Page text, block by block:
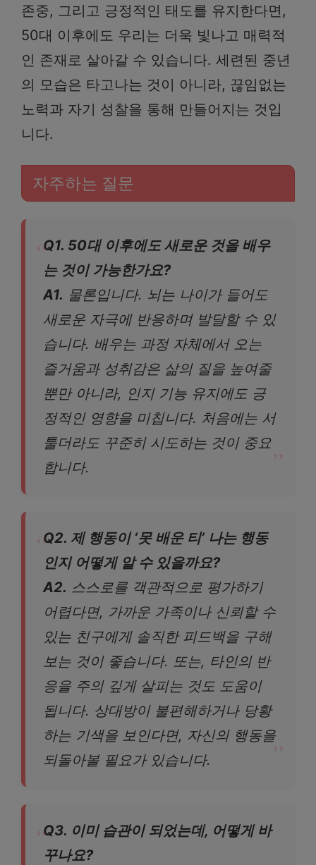
존중, 그리고 긍정적인 태도를 유지한다면,
50대 이후에도 우리는 더욱 빛나고 매력적
인 존재로 살아갈 수 있습니다. 세련된 중년
의 모습은 타고나는 것이 아니라, 끊임없는
노력과 자기 성찰을 통해 만들어지는 것입
니다.
자주하는 질문
Q1. 50대 이후에도 새로운 것을 배우
는 것이 가능한가요?
A1. 물론입니다. 뇌는 나이가 들어도
새로운 자극에 반응하며 발달할 수 있
습니다. 배우는 과정 자체에서 오는
즐거움과 성취감은 삶의 질을 높여줄
뿐만 아니라, 인지 기능 유지에도 긍
정적인 영향을 미칩니다. 처음에는 서
툴더라도 꾸준히 시도하는 것이 중요
합니다.
Q2. 제 행동이 ‘못 배운 티’ 나는 행동
인지 어떻게 알 수 있을까요?
A2. 스스로를 객관적으로 평가하기
어렵다면, 가까운 가족이나 신뢰할 수
있는 친구에게 솔직한 피드백을 구해
보는 것이 좋습니다. 또는, 타인의 반
응을 주의 깊게 살피는 것도 도움이
됩니다. 상대방이 불편해하거나 당황
하는 기색을 보인다면, 자신의 행동을
되돌아볼 필요가 있습니다.
Q3. 이미 습관이 되었는데, 어떻게 바
꾸나요?